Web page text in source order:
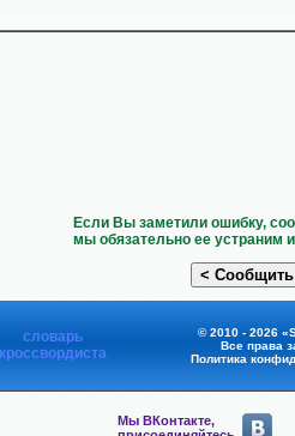
Если Вы заметили ошибку,
мы обязательно ее устраним
словарь
кроссвордиста
© 2010 - 2026
Все права
Политика
Мы ВКонтакте,